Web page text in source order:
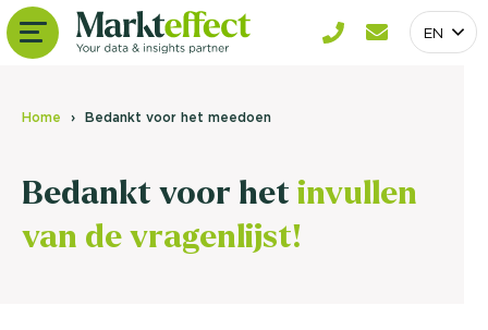
EN
Home Bedankt voor het meedoen
Bedankt voor het invullen
van de vragenlijst!